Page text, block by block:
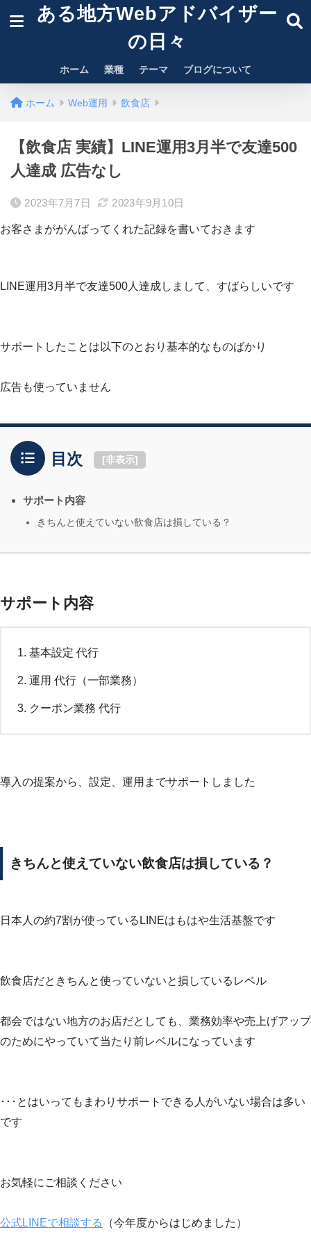
ある地方Webアドバイザー
の日々
ホーム 業種 テーマ ブログについて
ホーム Web運用 飲食店
【飲食店 実績】LINE運用3月半で友達500
人達成 広告なし
2023年7月7日 2023年9月10日
お客さまががんばってくれた記録を書いておきます
LINE運用3月半で友達500人達成しまして、すばらしいです
サポートしたことは以下のとおり基本的なものばかり
広告も使っていません
目次 [非表示]
サポート内容
きちんと使えていない飲食店は損している？
サポート内容
基本設定 代行
運用 代行（一部業務）
クーポン業務 代行
導入の提案から、設定、運用までサポートしました
きちんと使えていない飲食店は損している？
日本人の約7割が使っているLINEはもはや生活基盤です
飲食店だときちんと使っていないと損しているレベル
都会ではない地方のお店だとしても、業務効率や売上げアップ
のためにやっていて当たり前レベルになっています
･･･とはいってもまわりサポートできる人がいない場合は多い
です
お気軽にご相談ください
公式LINEで相談する （今年度からはじめました）